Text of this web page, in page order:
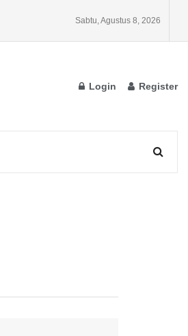
Sabtu, Agustus 8, 2026
Login Register